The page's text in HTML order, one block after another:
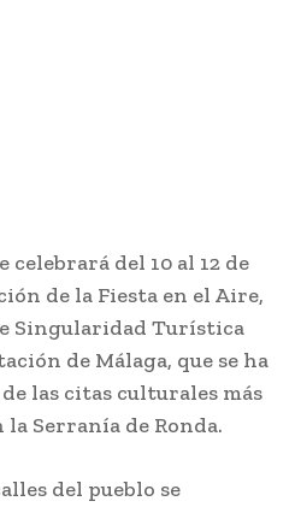
del 10 al 12 de
de la Fiesta en el Aire,
Singularidad Turística
de Málaga, que se ha
las citas culturales más
Serranía de Ronda.
del pueblo se